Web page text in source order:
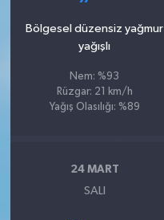
Bölgesel düzensiz yağmur
yağışlı
Nem: %93
Rüzgar: 21 km/h
Yağış Olasılığı: %89
24 MART
SALI